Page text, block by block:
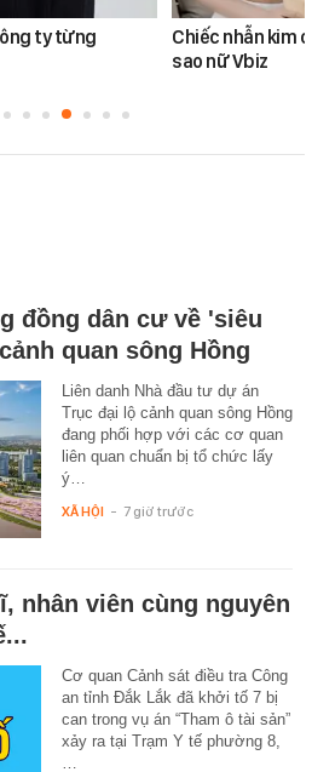
ty từng
Chiếc nhẫn kim
sao nữ Vbiz
đồng dân cư về 'siêu
quan sông Hồng
Liên danh Nhà đầu tư dự án
Trục đại lộ cảnh quan sông Hồng
đang phối hợp với các cơ quan
liên quan chuẩn bị tổ chức lấy
ý…
XÃ HỘI - 7 giờ trước
nhân viên cùng nguyên
Cơ quan Cảnh sát điều tra Công
an tỉnh Đắk Lắk đã khởi tố 7 bị
can trong vụ án “Tham ô tài sản”
xảy ra tại Trạm Y tế phường 8,